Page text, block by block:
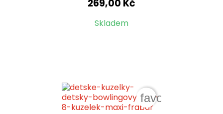
269,00 Kč
Skladem
favorite_border